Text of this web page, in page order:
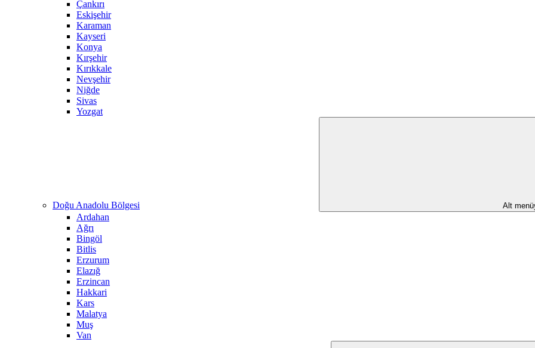
Çankırı
Eskişehir
Karaman
Kayseri
Konya
Kırşehir
Kırıkkale
Nevşehir
Niğde
Sivas
Yozgat
Doğu Anadolu Bölgesi Alt
Ardahan
Ağrı
Bingöl
Bitlis
Erzurum
Elazığ
Erzincan
Hakkari
Kars
Malatya
Muş
Van